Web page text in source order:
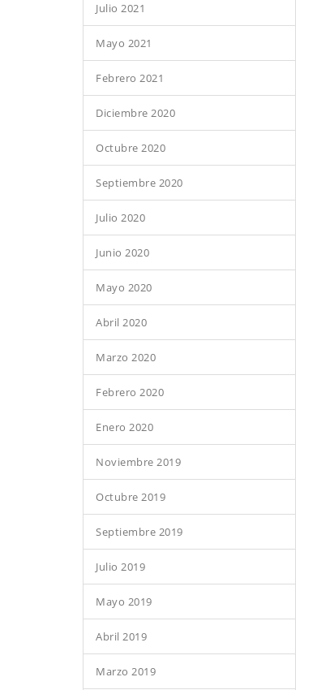
Julio 2021
Mayo 2021
Febrero 2021
Diciembre 2020
Octubre 2020
Septiembre 2020
Julio 2020
Junio 2020
Mayo 2020
Abril 2020
Marzo 2020
Febrero 2020
Enero 2020
Noviembre 2019
Octubre 2019
Septiembre 2019
Julio 2019
Mayo 2019
Abril 2019
Marzo 2019